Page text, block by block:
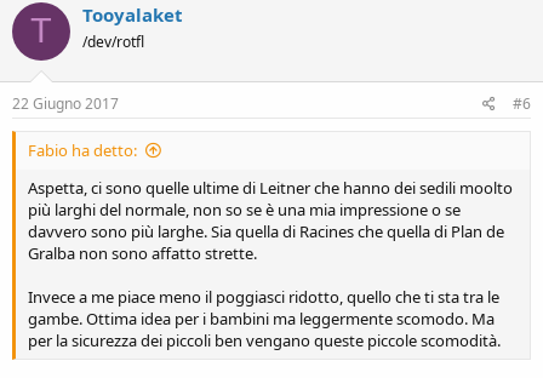
T Tooyalaket
/dev/rotfl
22 Giugno 2017 #6
Fabio ha detto:
Aspetta, ci sono quelle ultime di Leitner che hanno dei sedili moolto
più larghi del normale, non so se è una mia impressione o se
davvero sono più larghe. Sia quella di Racines che quella di Plan de
Gralba non sono affatto strette.
Invece a me piace meno il poggiasci ridotto, quello che ti sta tra le
gambe. Ottima idea per i bambini ma leggermente scomodo. Ma
per la sicurezza dei piccoli ben vengano queste piccole scomodità.